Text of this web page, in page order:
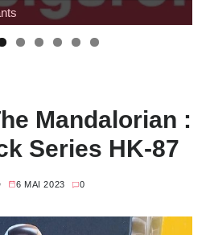
éditeurs
Mandalorian :
Series HK-87
6 MAI 2023 0